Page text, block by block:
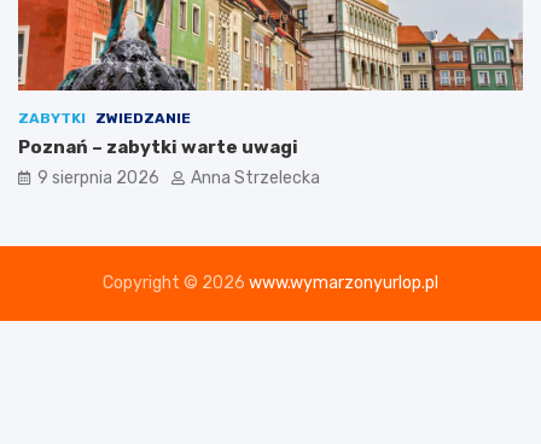
ZABYTKI ZWIEDZANIE
Poznań – zabytki warte uwagi
9 sierpnia 2026 Anna Strzelecka
Copyright © 2026 www.wymarzonyurlop.pl